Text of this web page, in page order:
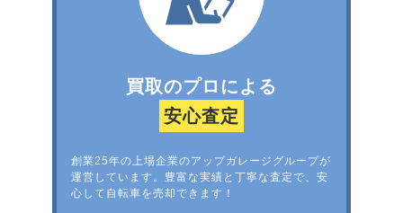
買取のプロによる
安心査定
創業25年の上場企業のアップガレージグループが
運営しています。豊富な実績と丁寧な査定で、安
心して自転車を売却できます！